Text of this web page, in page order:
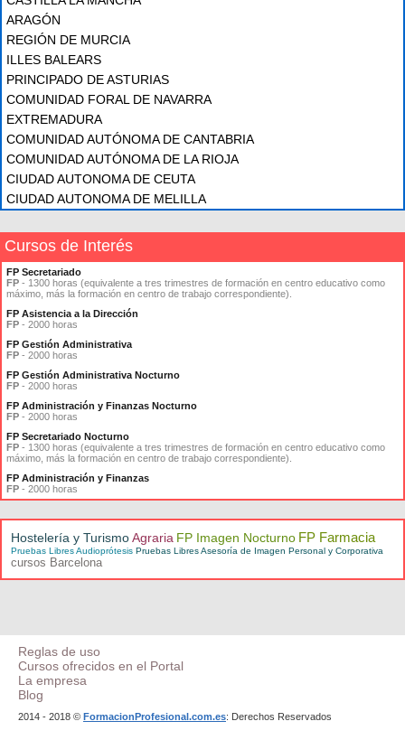
ARAGÓN
REGIÓN DE MURCIA
ILLES BALEARS
PRINCIPADO DE ASTURIAS
COMUNIDAD FORAL DE NAVARRA
EXTREMADURA
COMUNIDAD AUTÓNOMA DE CANTABRIA
COMUNIDAD AUTÓNOMA DE LA RIOJA
CIUDAD AUTONOMA DE CEUTA
CIUDAD AUTONOMA DE MELILLA
Cursos de Interés
FP Secretariado
FP - 1300 horas (equivalente a tres trimestres de formación en centro educativo como
máximo, más la formación en centro de trabajo correspondiente).
FP Asistencia a la Dirección
FP - 2000 horas
FP Gestión Administrativa
FP - 2000 horas
FP Gestión Administrativa Nocturno
FP - 2000 horas
FP Administración y Finanzas Nocturno
FP - 2000 horas
FP Secretariado Nocturno
FP - 1300 horas (equivalente a tres trimestres de formación en centro educativo como
máximo, más la formación en centro de trabajo correspondiente).
FP Administración y Finanzas
FP - 2000 horas
Hostelería y TurismoAgraria FP Imagen Nocturno FP Farmacia
Pruebas Libres Audioprótesis Pruebas Libres Asesoría de Imagen Personal y Corporativa
cursos Barcelona
Reglas de uso
Cursos ofrecidos en el Portal
La empresa
Blog
2014 - 2018 © FormacionProfesional.com.es: Derechos Reservados